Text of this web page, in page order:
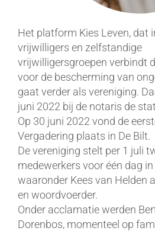
Het platform Kies Leven, dat
vrijwilligers en zelfstandige
vrijwilligersgroepen verbindt
voor de bescherming van
gaat verder als vereniging.
juni 2022 bij de notaris de
Op 30 juni 2022 vond de
Vergadering plaats in De Bilt.
De vereniging stelt per 1 juli
medewerkers voor één dag
waaronder Kees van Helden
en woordvoerder.
Onder acclamatie werden
Dorenbos, momenteel op